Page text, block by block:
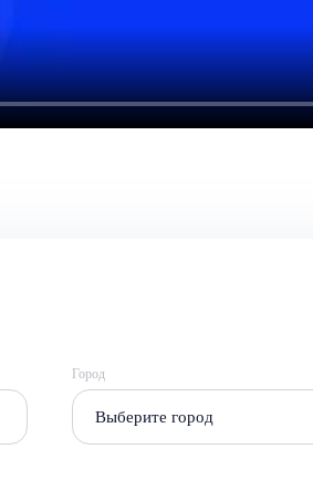
Город
Выберите город